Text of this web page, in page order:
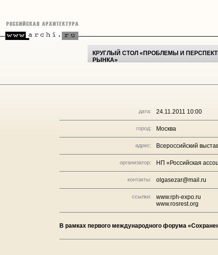
КРУГЛЫЙ СТОЛ «ПРОБЛЕМЫ И
РЫНКА»
дата: 24.11.2011 10:00
город: Москва
адрес: Всероссийский
организатор: НП «Российская
контакты: olgasezar@mail.ru
ссылки:
www.rph-expo.ru
www.rosrest.org
В рамках первого международного форума